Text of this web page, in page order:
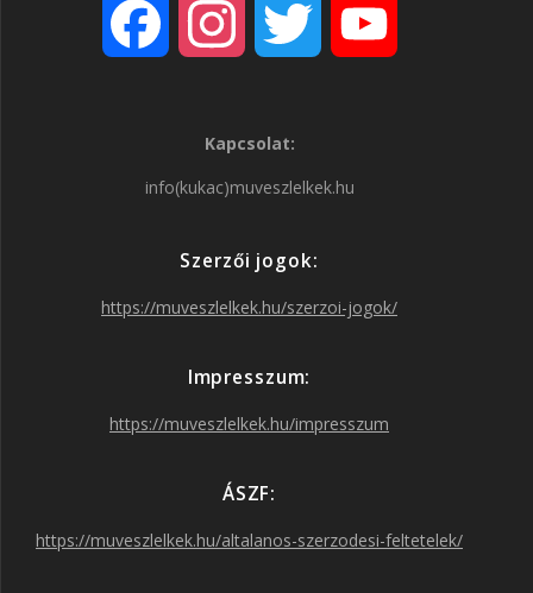
o
s
r
a
m
r
Kapcsolat:
info(kukac)muveszlelkek.hu
Szerzői jogok:
https://muveszlelkek.hu/szerzoi-jogok/
Impresszum:
https://muveszlelkek.hu/impresszum
ÁSZF:
https://muveszlelkek.hu/altalanos-szerzodesi-feltetelek/